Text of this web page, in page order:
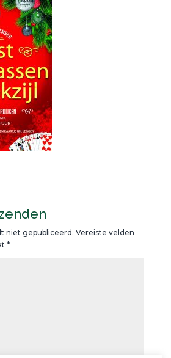
niet gepubliceerd. Vereiste velden
*